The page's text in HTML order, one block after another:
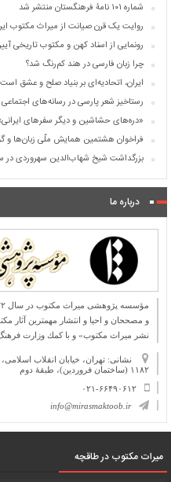
شماره ۱۰۱ نامۀ فرهنگستان منتشر شد
روایت یک قرن صیانت از میراث مکتوب
رونمایی از اسناد کهن و مکتوب تاریخی
چرا زبان فارسی در هند کم‌رنگ شد؟
ایران، اتحادیه‌ای بر بنیاد صلح و عشق است
رستاخیز شعر پارسی در رسانه‌های اجتماعی
«دره‌های حشاشین و دیگر سفرهای
فراخوان هشتمین همایش ملّی زبان‌ها و
بزرگداشت شیخ شهاب‌الدین سهروردی در
درباره ما
و مصححان و احیا و انتشار مهمترین آثار
نشر میراث مكتوب» و با كمك وزارت
نشانی: تهران، خیابان انقلاب
۱۱۸۲ (ساختمان فروردین)، طبقۀ دوم
۰۲۱-۶۶۴۹۰۶۱۲
info@mirasmaktoob.ir
میرات مکتوب در طاقچه